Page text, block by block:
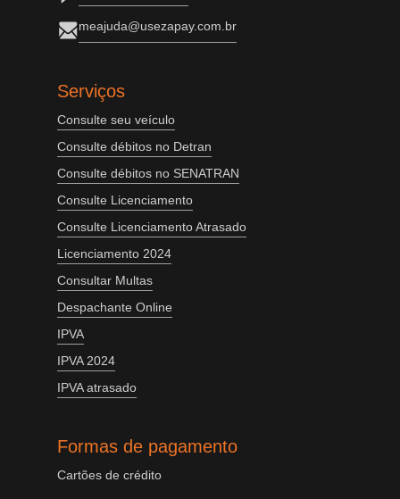
meajuda@usezapay.com.br
Serviços
Consulte seu veículo
Consulte débitos no Detran
Consulte débitos no SENATRAN
Consulte Licenciamento
Consulte Licenciamento Atrasado
Licenciamento 2024
Consultar Multas
Despachante Online
IPVA
IPVA 2024
IPVA atrasado
Formas de pagamento
Cartões de crédito